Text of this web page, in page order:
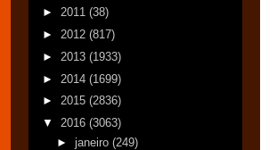
► 2011 (38)
► 2012 (817)
► 2013 (1933)
► 2014 (1699)
► 2015 (2836)
▼ 2016 (3063)
► janeiro (249)